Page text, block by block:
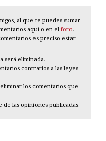
al que te puedes sumar
aquí o en el foro.
es preciso estar
será eliminada.
contrarios a las leyes
los comentarios que
de las opiniones publicadas.